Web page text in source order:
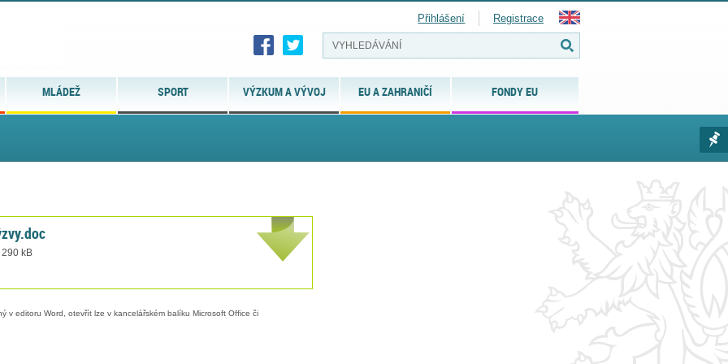
MLÁDEŽ SPORT VÝZKUM A VÝVOJ EU A ZAHRANIČÍ FONDY EU
Přihlášení Registrace
290 kB
v editoru Word, otevřít lze v kancelářském balíku Microsoft Office či